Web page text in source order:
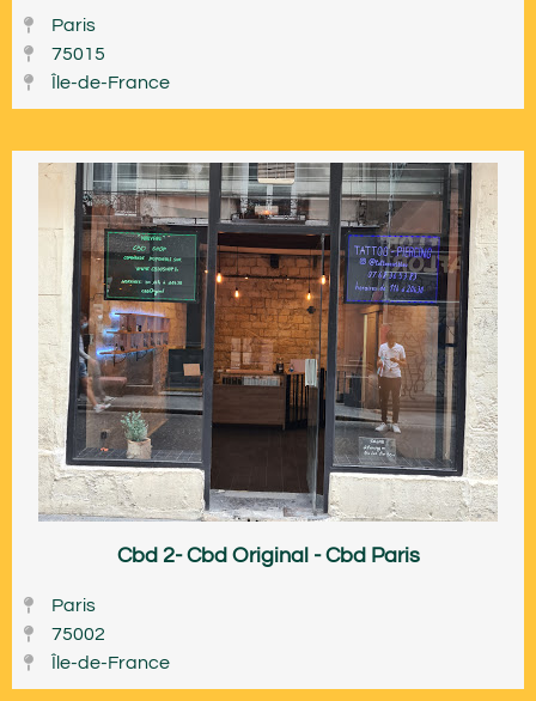
Paris
75015
Île-de-France
Cbd 2- Cbd Original - Cbd Paris
Paris
75002
Île-de-France